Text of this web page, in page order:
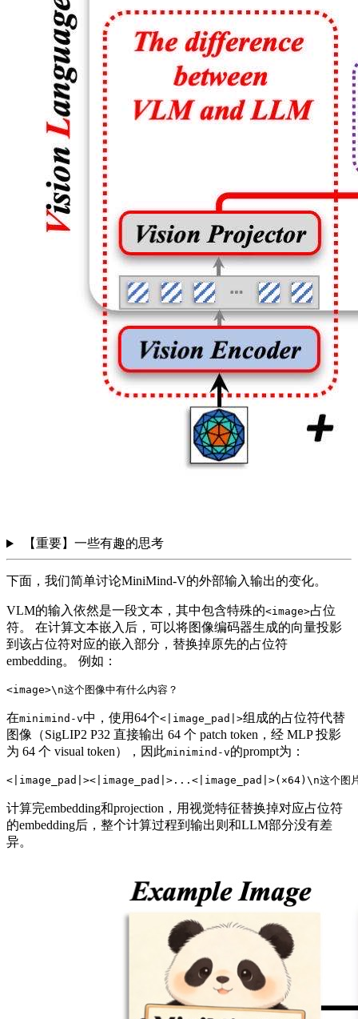
【重要】一些有趣的思考
下面，我们简单讨论MiniMind-V的外部输入输出的变化。
VLM的输入依然是一段文本，其中包含特殊的<image>占位
符。 在计算文本嵌入后，可以将图像编码器生成的向量投影
到该占位符对应的嵌入部分，替换掉原先的占位符
embedding。 例如：
在minimind-v中，使用64个<|image_pad|>组成的占位符代替
图像（SigLIP2 P32 直接输出 64 个 patch token，经 MLP 投影
为 64 个 visual token），因此minimind-v的prompt为：
计算完embedding和projection，用视觉特征替换掉对应占位符
的embedding后，整个计算过程到输出则和LLM部分没有差
异。